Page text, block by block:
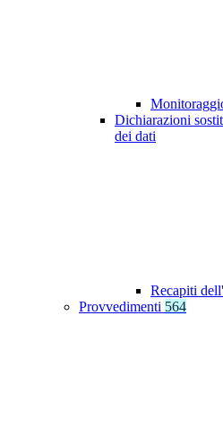
Dichiarazioni
dei dati
Recapiti
Provvedimenti 564